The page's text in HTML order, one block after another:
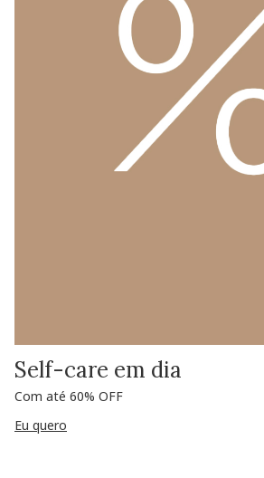
Self-care em dia
Com até 60% OFF
Eu quero